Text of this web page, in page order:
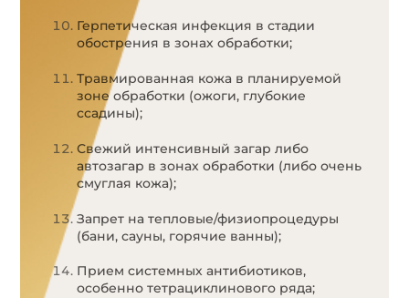
Герпетическая инфекция в стадии
обострения в зонах обработки;
Травмированная кожа в планируемой
зоне обработки (ожоги, глубокие
ссадины);
Свежий интенсивный загар либо
автозагар в зонах обработки (либо очень
смуглая кожа);
Запрет на тепловые/физиопроцедуры
(бани, сауны, горячие ванны);
Прием системных антибиотиков,
особенно тетрациклинового ряда;